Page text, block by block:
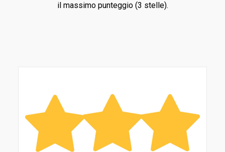
DEUTSCH
il massimo punteggio (3 stelle).